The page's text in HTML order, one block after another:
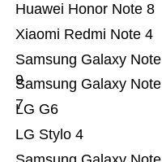
LG Stylo 4
LG G6
Samsung Galaxy Note
7
Samsung Galaxy Note
9
Xiaomi Redmi Note 4
Huawei Honor Note 8